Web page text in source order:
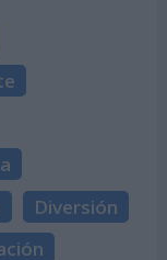
Diversión